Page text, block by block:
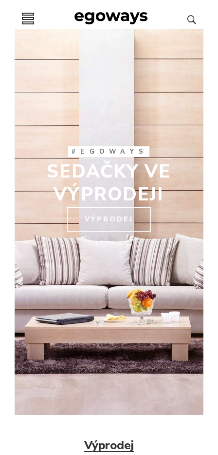
#EGOWAYS
SEDAČKY VE
VÝPRODEJI
VÝPRODEJ
Výprodej